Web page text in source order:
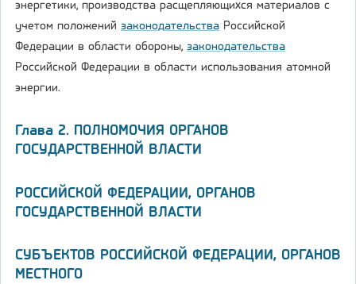
энергетики, производства расщепляющихся материалов с
учетом положений законодательства Российской
Федерации в области обороны, законодательства
Российской Федерации в области использования атомной
энергии.
Глава 2. ПОЛНОМОЧИЯ ОРГАНОВ
ГОСУДАРСТВЕННОЙ ВЛАСТИ
РОССИЙСКОЙ ФЕДЕРАЦИИ, ОРГАНОВ
ГОСУДАРСТВЕННОЙ ВЛАСТИ
СУБЪЕКТОВ РОССИЙСКОЙ ФЕДЕРАЦИИ, ОРГАНОВ
МЕСТНОГО